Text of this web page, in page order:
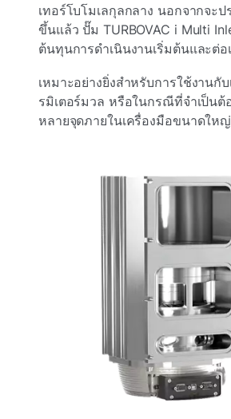
เทอร์โบโมเลกุลกลาง นอกจากจะ
ขึ้นแล้ว ปั๊ม TURBOVAC i Multi
ต้นทุนการดําเนินงานเริ่มต้นและต่อ
เหมาะอย่างยิ่งสําหรับการใช้งานกับ
รมิเตอร์มวล หรือในกรณีที่จําเป็น
หลายจุดภายในเครื่องมือขนาดใหญ่